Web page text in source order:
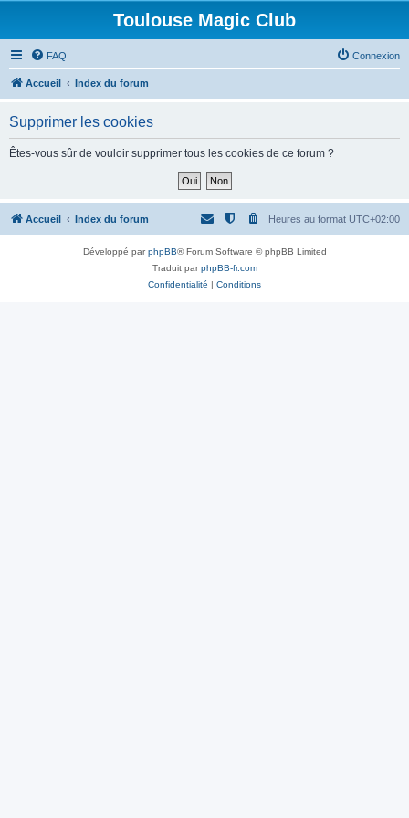
Toulouse Magic Club
FAQ Connexion
Accueil Index du forum
Supprimer les cookies
Êtes-vous sûr de vouloir supprimer tous les cookies de ce forum ?
Accueil Index du forum Heures au format UTC+02:00
Développé parphpBB® Forum Software © phpBB Limited
Traduit parphpBB-fr.com
Confidentialité | Conditions